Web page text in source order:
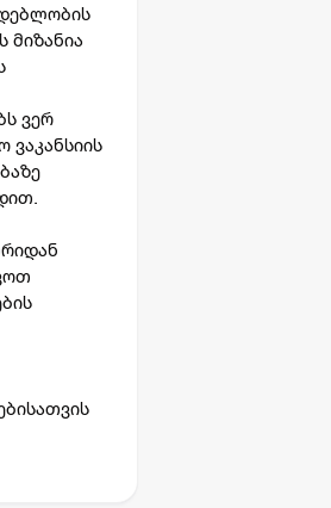
მიზანია
ვერ
ვაკანსიის